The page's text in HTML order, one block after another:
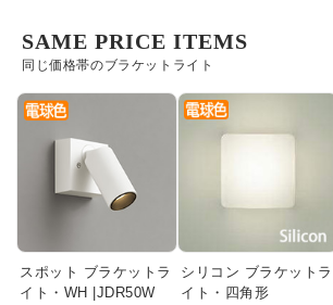
同じ価格帯のブラケットライト
SAME PRICE ITEMS
スポット ブラケットラ
イト・WH |JDR50W
シリコン ブラケットラ
イト・四角形